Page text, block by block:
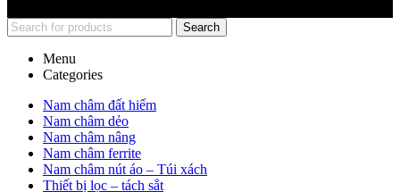
Search
Menu
Categories
Nam châm đất hiếm
Nam châm dẻo
Nam châm nâng
Nam châm ferrite
Nam châm nút áo – Túi xách
Thiết bị lọc – tách sắt